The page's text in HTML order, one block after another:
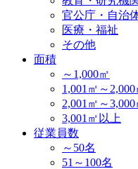
官公庁・自治
医療・福祉
その他
面積
～1,000㎡
1,001㎡～2,000
2,001㎡～3,000
3,001㎡以上
従業員数
～50名
51～100名